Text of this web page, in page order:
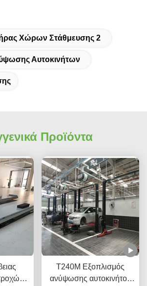
Χώρων Στάθμευσης 2
Αυτοκινήτων
Προϊόντα
Τ240Μ Εξοπλισμός
ανύψωσης αυτοκινήτου